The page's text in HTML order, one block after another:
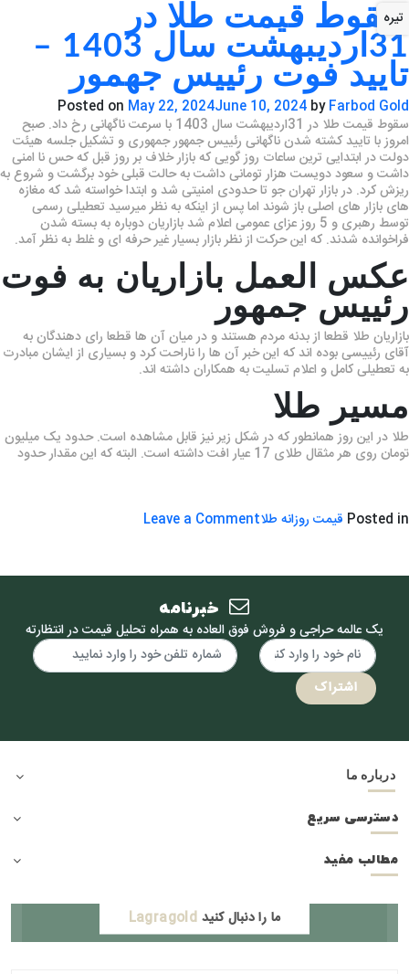
طلا
چیست
سقوط قیمت طلا در
31اردیبهشت سال 1403 –
تایید فوت رئییس جهمور
Posted on May 22, 2024June 10, 2024 byFarbod Gold
سقوط قیمت طلا در 31اردیبهشت سال 1403 با سرعت ناگهانی رخ داد. صبح
امروز با تایید کشته شدن ناگهانی رئییس جمهور جمهوری و تشکیل جلسه هیئت
دولت در ابتدایی ترین ساعات روز گویی که بازار خلاف بر روز قبل که حس نا امنی
داشت و سعود دویست هزار تومانی داشت به حالت قبلی خود برگشت و شروع به
ریزش کرد. در بازار تهران جو تا حدودی امنیتی شد و ابتدا خواسته شد که مغازه
های بازار های اصلی باز شوند اما پس از اینکه به نظر میرسید تعطیلی رسمی
توسط رهبری و 5 روز عزای عمومی اعلام شد بازاریان دوباره به بسته شدن
فراخوانده شدند. که این حرکت از نظر بازار بسیار غیر حرفه ای و غلط به نظر آمد.
عکس العمل بازاریان به فوت
رئییس جمهور
بازاریان طلا قطعا از بدنه مردم هستند و در میان آن ها قطعا رای دهندگان به
آقای رئییسی بوده اند که این خبر آن ها را ناراحت کرد و بسیاری از ایشان مبادرت
به تعطیلی کامل و اعلام تسلیت به همکاران داشته اند.
مسیر طلا
طلا در این روز همانطور که در شکل زیر نیز قابل مشاهده است. حدود یک میلیون
تومان روی هر مثقال طلای 17 عیار افت داشته است. البته که این مقدار حدود
Posted in قیمت روزانه طلاLeave a Comment
طلا
سال
1403
–
خبرنامه
یک عالمه حراجی و فروش فوق العاده به همراه تحلیل قیمت در انتظارته
اشتراک
درباره ما
دسترسی سریع
مطالب مفید
ما را دنبال کنید Lagragold
تیره